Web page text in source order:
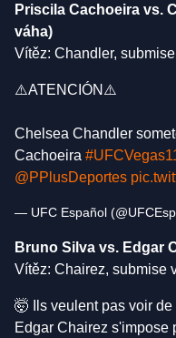
Priscila Cachoeira vs.
váha)
Vítěz: Chandler,
⚠️ATENCIÓN⚠️
Chelsea Chandler
Cachoeira
@PPlusDeportes
— UFC Español
Bruno Silva vs. Edgar
Vítěz: Chairez, submise
🤯 Ils veulent pas voir
Edgar Chairez s'impose